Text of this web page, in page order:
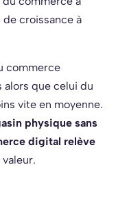
croissance à
commerce
que celui du
vite en moyenne.
physique sans
digital relève